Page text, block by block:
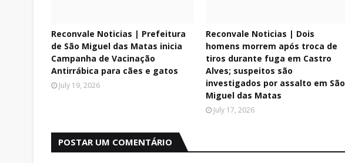
Reconvale Noticias | Prefeitura
de São Miguel das Matas inicia
Campanha de Vacinação
Antirrábica para cães e gatos
July 19, 2026
Reconvale Noticias | Dois
homens morrem após troca de
tiros durante fuga em Castro
Alves; suspeitos são
investigados por assalto em São
Miguel das Matas
July 17, 2026
POSTAR UM COMENTÁRIO